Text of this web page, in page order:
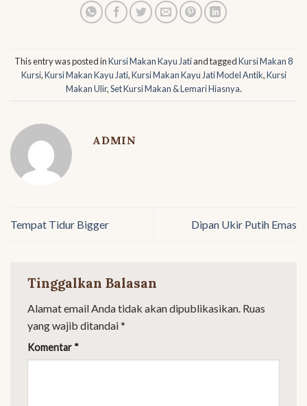
This entry was posted inKursi Makan Kayu Jatiand taggedKursi Makan 8
Kursi,Kursi Makan Kayu Jati,Kursi Makan Kayu Jati Model Antik,Kursi
Makan Ulir,Set Kursi Makan & Lemari Hiasnya.
ADMIN
Tempat Tidur Bigger Dipan Ukir Putih Emas
Tinggalkan Balasan
Alamat email Anda tidak akan dipublikasikan. Ruas
yang wajib ditandai*
Komentar *